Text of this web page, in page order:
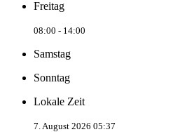
Freitag
08:00 - 14:00
Samstag
Sonntag
Lokale Zeit
7. August 2026 05:37